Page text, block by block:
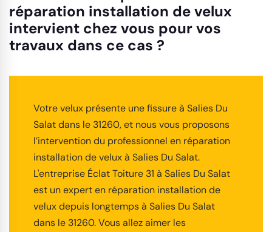
réparation installation de velux
intervient chez vous pour vos
travaux dans ce cas ?
Votre velux présente une fissure à Salies Du
Salat dans le 31260, et nous vous proposons
l’intervention du professionnel en réparation
installation de velux à Salies Du Salat.
L'entreprise Éclat Toiture 31 à Salies Du Salat
est un expert en réparation installation de
velux depuis longtemps à Salies Du Salat
dans le 31260. Vous allez aimer les